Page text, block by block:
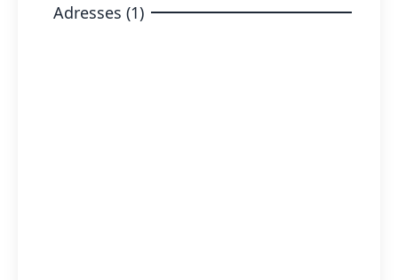
Adresses (1)